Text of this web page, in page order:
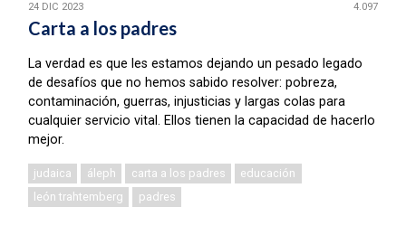
24 DIC 2023 4.097
Carta a los padres
La verdad es que les estamos dejando un pesado legado
de desafíos que no hemos sabido resolver: pobreza,
contaminación, guerras, injusticias y largas colas para
cualquier servicio vital. Ellos tienen la capacidad de hacerlo
mejor.
judaica áleph carta a los padres
educación
león trahtemberg
padres